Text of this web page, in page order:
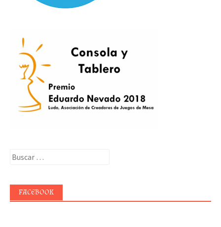
Buscar:
FACEBOOK